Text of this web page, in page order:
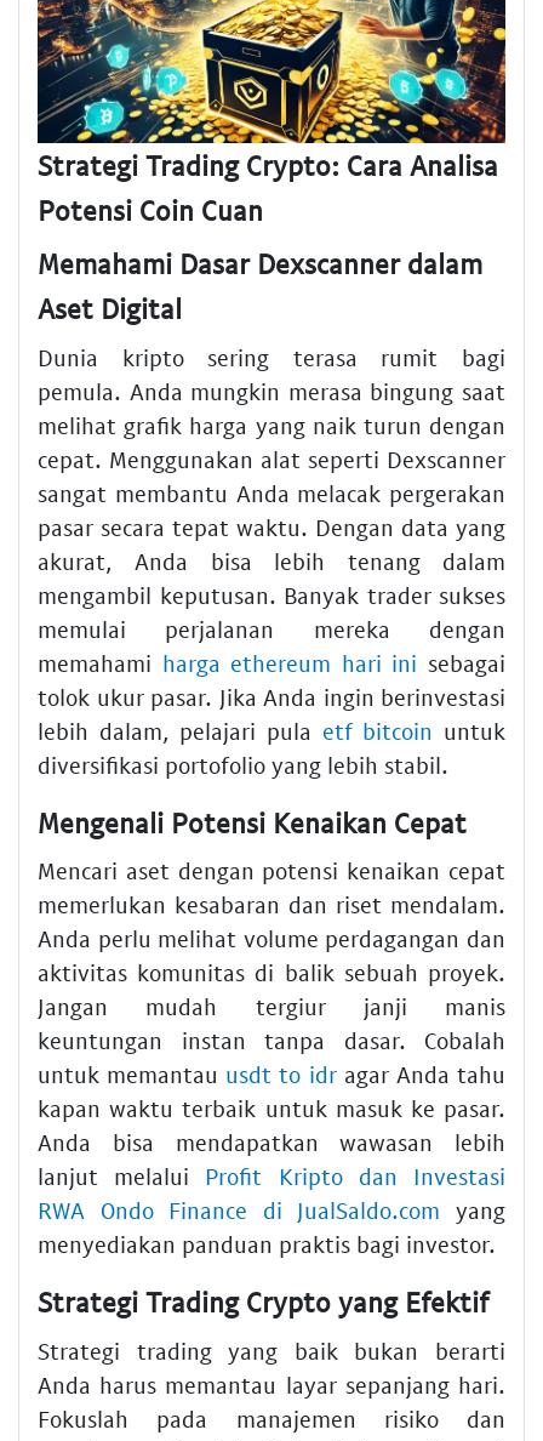
Strategi Trading Crypto: Cara Analisa
Potensi Coin Cuan
Memahami Dasar Dexscanner dalam
Aset Digital
Dunia kripto sering terasa rumit bagi
pemula. Anda mungkin merasa bingung saat
melihat grafik harga yang naik turun dengan
cepat. Menggunakan alat seperti Dexscanner
sangat membantu Anda melacak pergerakan
pasar secara tepat waktu. Dengan data yang
akurat, Anda bisa lebih tenang dalam
mengambil keputusan. Banyak trader sukses
memulai perjalanan mereka dengan
memahami harga ethereum hari ini sebagai
tolok ukur pasar. Jika Anda ingin berinvestasi
lebih dalam, pelajari pula etf bitcoin untuk
diversifikasi portofolio yang lebih stabil.
Mengenali Potensi Kenaikan Cepat
Mencari aset dengan potensi kenaikan cepat
memerlukan kesabaran dan riset mendalam.
Anda perlu melihat volume perdagangan dan
aktivitas komunitas di balik sebuah proyek.
Jangan mudah tergiur janji manis
keuntungan instan tanpa dasar. Cobalah
untuk memantau usdt to idragar Anda tahu
kapan waktu terbaik untuk masuk ke pasar.
Anda bisa mendapatkan wawasan lebih
lanjut melalui Profit Kripto dan Investasi
RWA Ondo Finance di JualSaldo.com yang
menyediakan panduan praktis bagi investor.
Strategi Trading Crypto yang Efektif
Strategi trading yang baik bukan berarti
Anda harus memantau layar sepanjang hari.
Fokuslah pada manajemen risiko dan